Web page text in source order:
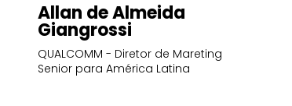
Allan de Almeida
Giangrossi
QUALCOMM - Diretor de Mareting
Senior para América Latina